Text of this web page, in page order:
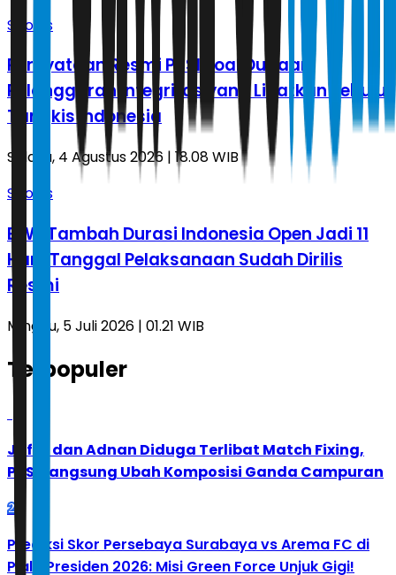
Sports
Pernyataan Resmi PBSI soal Dugaan
Pelanggaran Integritas yang Libatkan Pebulu
Tangkis Indonesia
Selasa, 4 Agustus 2026 | 18.08 WIB
Sports
BWF Tambah Durasi Indonesia Open Jadi 11
Hari, Tanggal Pelaksanaan Sudah Dirilis
Resmi
Minggu, 5 Juli 2026 | 01.21 WIB
Terpopuler
Jafar dan Adnan Diduga Terlibat Match Fixing,
PBSI Langsung Ubah Komposisi Ganda Campuran
2
Prediksi Skor Persebaya Surabaya vs Arema FC di
Piala Presiden 2026: Misi Green Force Unjuk Gigi!